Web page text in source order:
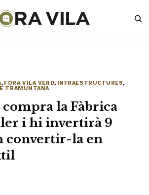
, FORA VILA VERD, INFRAESTRUCTURES,
TRAMUNTANA
la Fàbrica
i hi invertirà 9
convertir-la en